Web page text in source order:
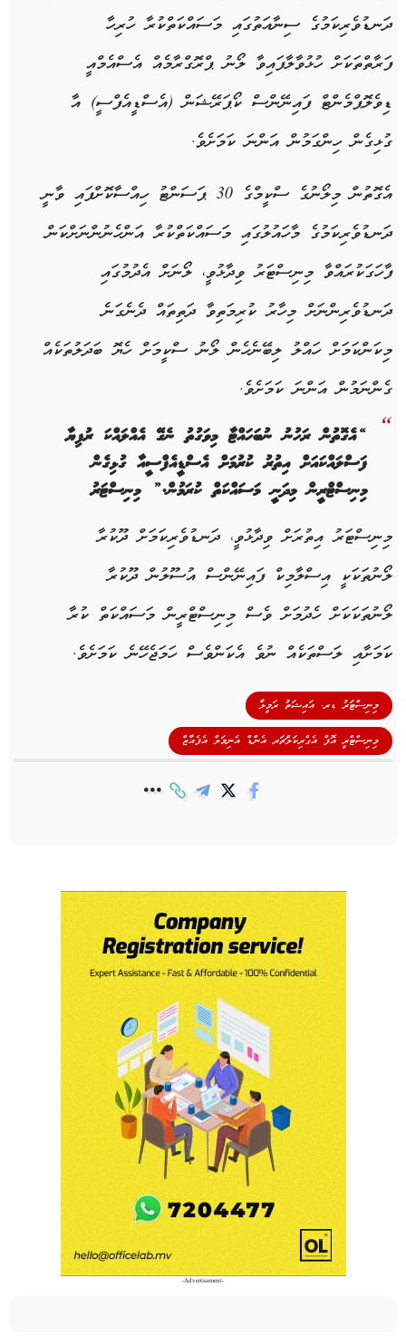
ދަނޑުވެރިކަމުގެ ސިނާއަތުގައި މަސައްކަތްކުރާ ހުރިހާ
ފަރާތްތަކަށް ހުޅުވާލާފައިވާ ލޯނު ޕްރޮގްރާމެއް އެސްއެމްއީ
ޑިވެލޮޕްމެންޓް ފައިނޭންސް ކޯޕަރޭޝަން (އެސްޑީއެފްސީ) އާ
ގުޅިގެން ހިންގަމުން އަންނަ ކަމަށެވެ.
އެގޮތުން މިލޯނުގެ ސްކީމްގެ 30 ޕަސަންޓު ހިއްސާކޮށްފައި ވާނީ
ދަނޑުވެރިކަމުގެ މާހައުލުގައި މަސައްކަތްކުރާ އަންހެނުންނަށްކަން
ފާހަގަކުރައްވާ މިނިސްޓަރު ވިދާޅުވީ، ލޯނަށް އެދުމުގައި
ދަނޑުވެރިންނަށް މިހާރު ކުރިމަތިވާ ދަތިތައް ދެނެގަނެ
މިކަންކަމަށް ހައްލު ލިބޭނެހެން ލޯނު ސްކީމަށް ހެޔޮ ބަދަލުތަކެއް
ގެންނަމުން އަންނަ ކަމަށެވެ.
“އެގޮތުން ރަހުނު ނުބަހައްޓާ މިވަގުތު ނެގޭ އެއްލައްކަ ރުފިޔާ
ފަސްލައްކައަށް އިތުރު ކުރުމަށް އެސްޑީއެފްސީއާ ގުޅިގެން
މިނިސްޓްރީން މިދަނީ މަސައްކަތް ކުރަމުން.” މިނިސްޓަރު
މިނިސްޓަރު އިތުރަށް ވިދާޅުވީ، ދަނޑުވެރިކަމަށް ދޫކުރާ
ލޯނުތަކަކީ އިސްލާމިކް ފައިނޭންސް އުސޫލުން ދޫކުރާ
ލޯނުތަކަކަށް ހެދުމަށް ވެސް މިނިސްޓްރީން މަސައްކަތް ކުރާ
ކަމަށާއި ލަސްތަކެއް ނުވެ އެކަންވެސް ހަމަޖެހޭނެ ކަމަށެވެ.
މިނިސްޓަރު ޑރ. އައިޝަތު ރަމީލާ
މިނިސްޓްރީ އޮފް އެގްރިކަލްޗަރ އެންޑް އެނިމަލް އެފެއާޒް
-Advertisement-